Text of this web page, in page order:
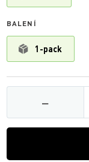
BALENÍ
1-pack
−